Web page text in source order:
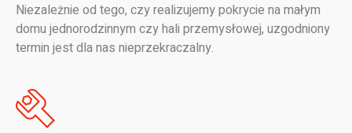
Niezależnie od tego, czy realizujemy pokrycie na małym
domu jednorodzinnym czy hali przemysłowej, uzgodniony
termin jest dla nas nieprzekraczalny.